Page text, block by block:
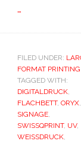
…
FILED UNDER:
FORMAT PRINTING
TAGGED WITH:
DIGITALDRUCK,
FLACHBETT, ORYX,
SIGNAGE,
SWISSQPRINT, UV,
WEISSDRUCK,